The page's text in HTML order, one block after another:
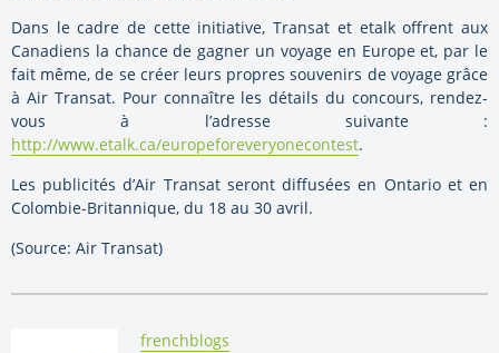
Dans le cadre de cette initiative, Transat et etalk offrent aux
Canadiens la chance de gagner un voyage en Europe et, par le
fait même, de se créer leurs propres souvenirs de voyage grâce
à Air Transat. Pour connaître les détails du concours, rendez-
vous à l’adresse suivante :
http://www.etalk.ca/europeforeveryonecontest.
Les publicités d’Air Transat seront diffusées en Ontario et en
Colombie-Britannique, du 18 au 30 avril.
(Source: Air Transat)
By:
frenchblogs